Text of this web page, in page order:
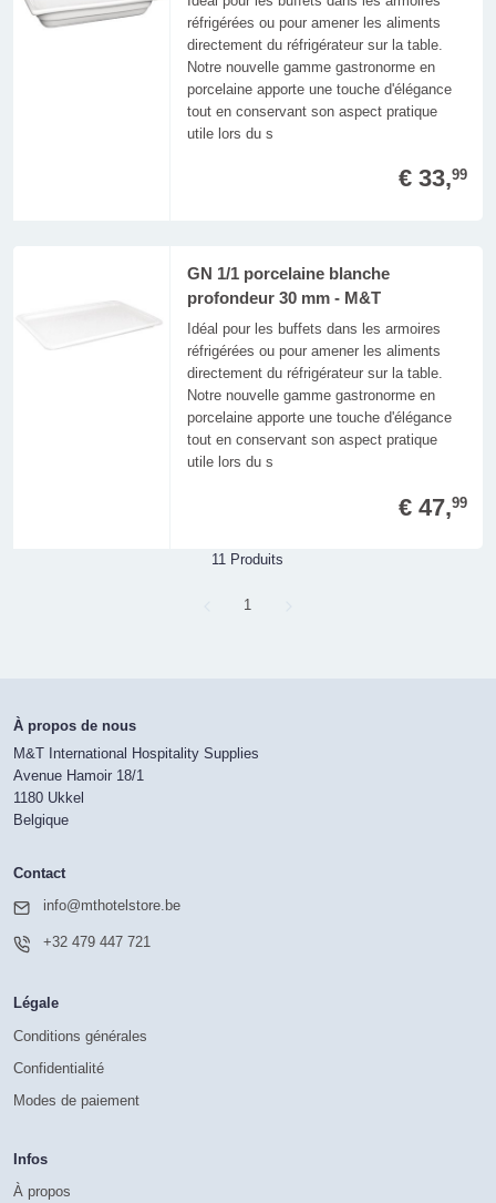
réfrigérées ou pour amener les aliments
directement du réfrigérateur sur la table.
Notre nouvelle gamme gastronorme en
porcelaine apporte une touche d'élégance
tout en conservant son aspect pratique
utile lors du s
€ 33,99
GN 1/1 porcelaine blanche
profondeur 30 mm - M&T
Idéal pour les buffets dans les armoires
réfrigérées ou pour amener les aliments
directement du réfrigérateur sur la table.
Notre nouvelle gamme gastronorme en
porcelaine apporte une touche d'élégance
tout en conservant son aspect pratique
utile lors du s
€ 47,99
11 Produits
Page
1
À propos de nous
M&T International Hospitality Supplies
Avenue Hamoir 18/1
1180 Ukkel
Belgique
Contact
info@mthotelstore.be
+32 479 447 721
Légale
Conditions générales
Confidentialité
Modes de paiement
Infos
À propos